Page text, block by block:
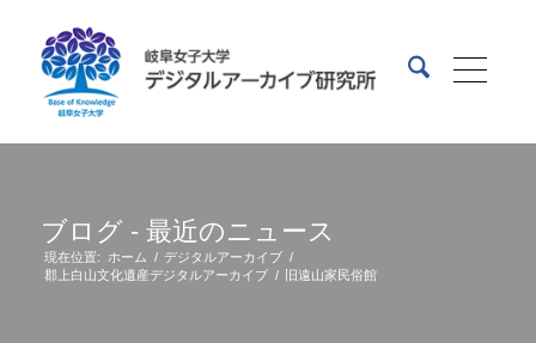
ブログ - 最近のニュース
現在位置: ホーム / デジタルアーカイブ /
郡上白山文化遺産デジタルアーカイブ / 旧遠山家民俗館